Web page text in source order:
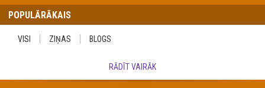
POPULĀRĀKAIS
VISI ZIŅAS BLOGS
RĀDĪT VAIRĀK